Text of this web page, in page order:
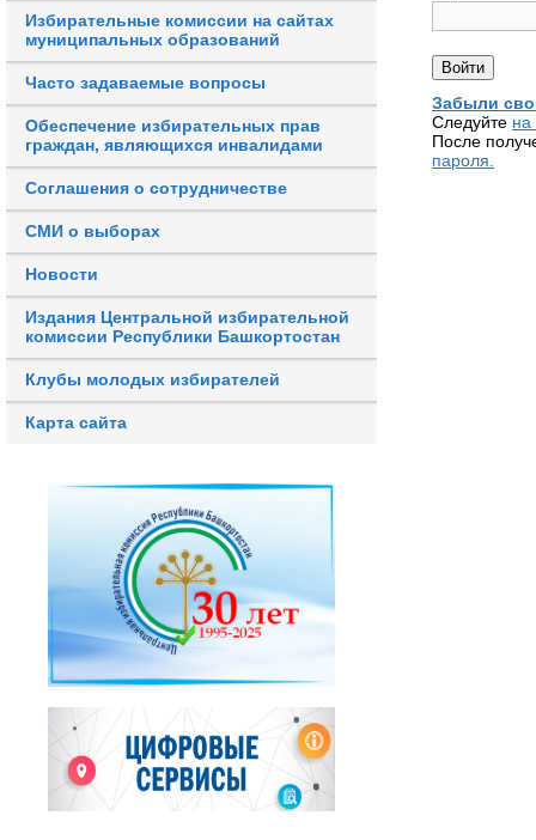
Избирательные комиссии на сайтах
муниципальных образований
Часто задаваемые вопросы
Обеспечение избирательных прав
граждан, являющихся инвалидами
Соглашения о сотрудничестве
СМИ о выборах
Новости
Издания Центральной избирательной
комиссии Республики Башкортостан
Клубы молодых избирателей
Карта сайта
Забыли
Следуйте на
После
пароля.